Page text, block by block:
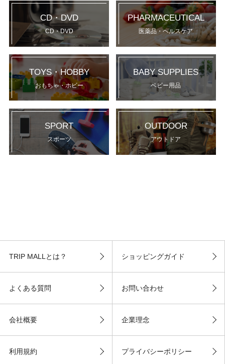
CD・DVD
CD・DVD
PHARMACEUTICAL
医薬品・ヘルスケア
TOYS・HOBBY
おもちゃ・ホビー
BABY SUPPLIES
ベビー用品
SPORT
スポーツ
OUTDOOR
アウトドア
TRIP MALLとは？ ショッピングガイド
よくある質問 お問い合わせ
会社概要 企業理念
利用規約 プライバシーポリシー